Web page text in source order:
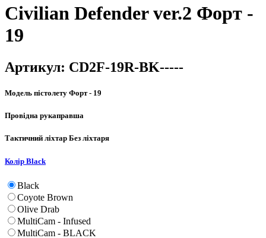
Civilian Defender ver.2 Форт -
19
Артикул: CD2F-19R-BK-----
Модель пістолету Форт - 19
Провідна рукаправша
Тактичний ліхтар Без ліхтаря
Колір Black
Black
Coyote Brown
Olive Drab
MultiCam - Infused
MultiCam - BLACK